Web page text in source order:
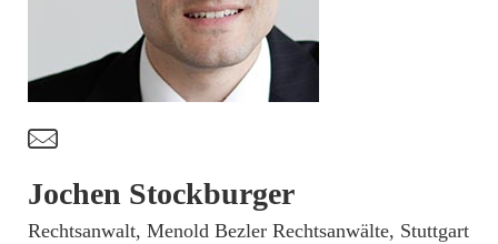
t
Jochen Stockburger
­Rechtsanwalt, Menold Bezler Rechtsanwälte, Stuttgart